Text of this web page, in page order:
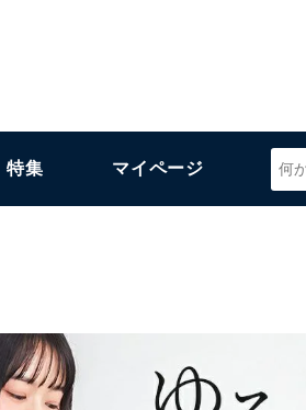
特集 マイページ